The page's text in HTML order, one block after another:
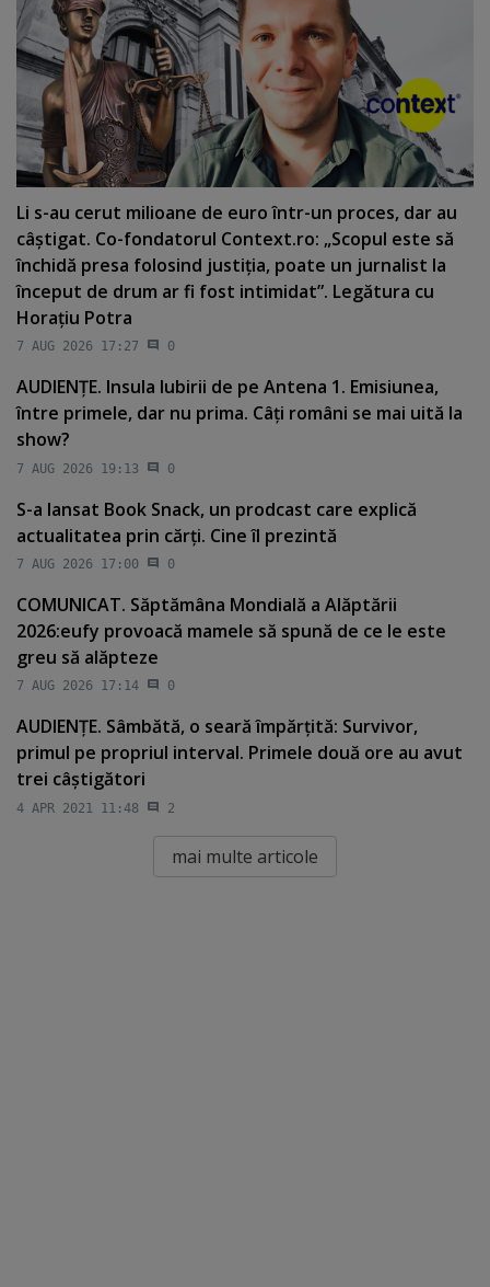
Li s-au cerut milioane de euro într-un proces, dar au
câştigat. Co-fondatorul Context.ro: „Scopul este să
închidă presa folosind justiţia, poate un jurnalist la
început de drum ar fi fost intimidat”. Legătura cu
Horaţiu Potra
7 AUG 2026 17:27 0
AUDIENŢE. Insula Iubirii de pe Antena 1. Emisiunea,
între primele, dar nu prima. Câţi români se mai uită la
show?
7 AUG 2026 19:13 0
S-a lansat Book Snack, un prodcast care explică
actualitatea prin cărţi. Cine îl prezintă
7 AUG 2026 17:00 0
COMUNICAT. Săptămâna Mondială a Alăptării
2026:eufy provoacă mamele să spună de ce le este
greu să alăpteze
7 AUG 2026 17:14 0
AUDIENŢE. Sâmbătă, o seară împărţită: Survivor,
primul pe propriul interval. Primele două ore au avut
trei câştigători
4 APR 2021 11:48 2
mai multe articole